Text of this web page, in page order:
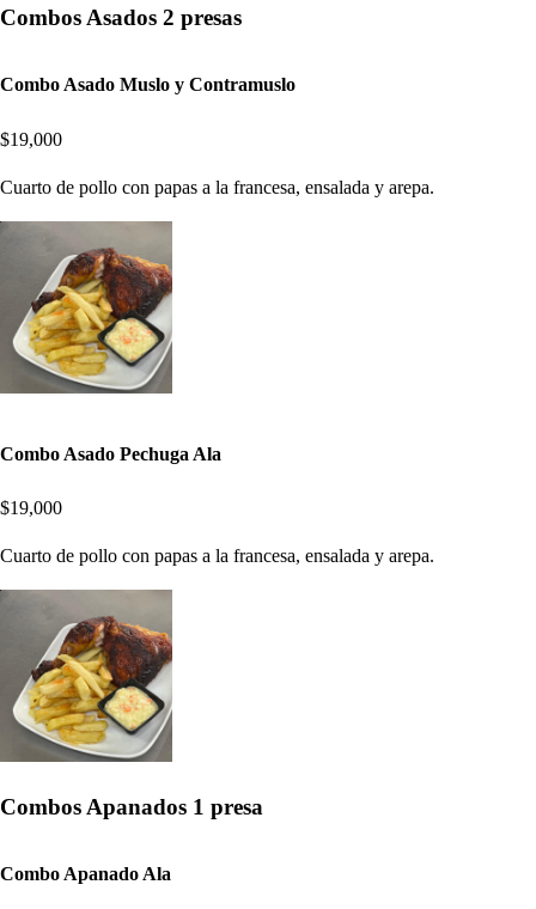
Combos Asados 2 presas
Combo Asado Muslo y Contramuslo
$19,000
Cuarto de pollo con papas a la francesa, ensalada y arepa.
Combo Asado Pechuga Ala
$19,000
Cuarto de pollo con papas a la francesa, ensalada y arepa.
Combos Apanados 1 presa
Combo Apanado Ala